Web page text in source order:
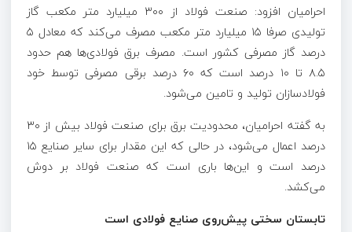
احرامیان افزود: صنعت فولاد از ۳۰۰ میلیارد متر مکعب گاز
تولیدی صرفا ۱۵ میلیارد متر مکعب مصرف می‌کند که معادل ۵
درصد گاز مصرفی کشور است. مصرف برق فولادی‌ها هم حدود
۸.۵ تا ۱۰ درصد است که ۶۰ درصد برقی مصرفی توسط خود
فولادسازان تولید و تامین می‌شود.
به گفته احرامیان، محدودیت برق برای صنعت فولاد بیش از ۳۰
درصد اعمال می‌شود، در حالی که این مقدار برای سایر صنایع ۱۵
درصد است و این‌ها باری است که صنعت فولاد بر دوش
می‌کشد.
تابستان سختی پیش‌روی صنایع فولادی است